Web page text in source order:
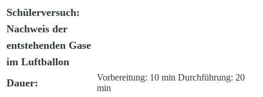
Schülerversuch:
Nachweis der
entstehenden Gase
im Luftballon
Dauer:
Vorbereitung: 10 min Durchführung: 20
min